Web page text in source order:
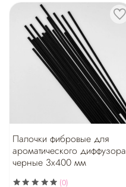
Палочки фибровые для
ароматического диффузора
черные 3х400 мм
(0)